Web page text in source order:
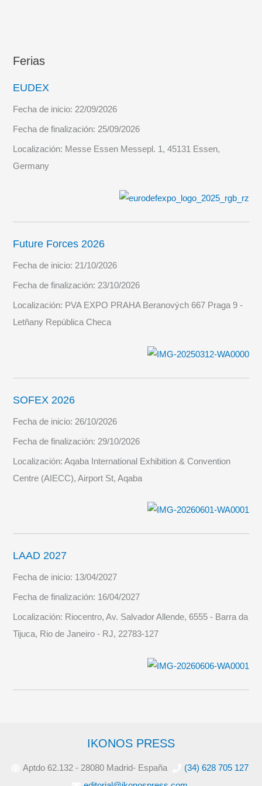
Ferias
EUDEX
Fecha de inicio:22/09/2026
Fecha de finalización:25/09/2026
Localización: Messe Essen Messepl. 1, 45131 Essen,
Germany
Future Forces 2026
Fecha de inicio: 21/10/2026
Fecha de finalización: 23/10/2026
Localización: PVA EXPO PRAHA Beranových 667 Praga 9 -
Letňany República Checa
SOFEX 2026
Fecha de inicio: 26/10/2026
Fecha de finalización: 29/10/2026
Localización:Aqaba International Exhibition & Convention
Centre (AIECC), Airport St, Aqaba
LAAD 2027
Fecha de inicio: 13/04/2027
Fecha de finalización: 16/04/2027
Localización: Riocentro, Av. Salvador Allende, 6555 - Barra da
Tijuca, Rio de Janeiro - RJ, 22783-127
IKONOS PRESS
Aptdo 62.132 - 28080 Madrid- España
(34) 628 705 127